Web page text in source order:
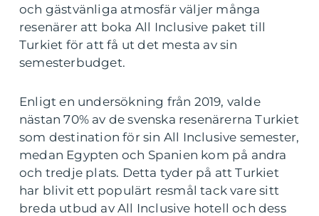
och gästvänliga atmosfär väljer många
resenärer att boka All Inclusive paket till
Turkiet för att få ut det mesta av sin
semesterbudget.
Enligt en undersökning från 2019, valde
nästan 70% av de svenska resenärerna Turkiet
som destination för sin All Inclusive semester,
medan Egypten och Spanien kom på andra
och tredje plats. Detta tyder på att Turkiet
har blivit ett populärt resmål tack vare sitt
breda utbud av All Inclusive hotell och dess